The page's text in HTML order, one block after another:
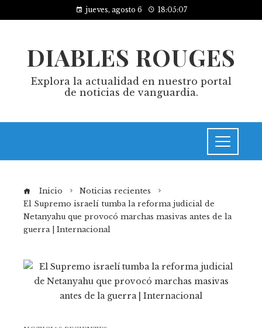
jueves, agosto 6 18:05:08
DIABLES ROUGES
Explora la actualidad en nuestro portal
de noticias de vanguardia.
Inicio
Noticias recientes
El Supremo israelí tumba la reforma judicial de
Netanyahu que provocó marchas masivas antes de la
guerra | Internacional